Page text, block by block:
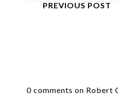
PREVIOUS POST
0 comments on Robert